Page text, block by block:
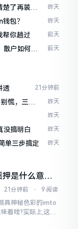
了再装钱
昨天
包？ 昨天
帮你趟过 前天
户如何避
前天
透 21分钟前
慌，三步
昨天
昨天
没搞明白 昨天
单三步搞定 昨天
是什么意
21分钟前 ⋅ 9 阅读
具神秘色彩的imto
着啥?实际上,这一